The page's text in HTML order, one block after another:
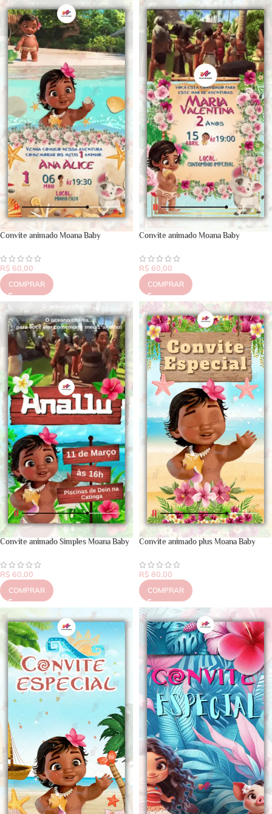
Convite animado Moana Baby
R$ 60,00
COMPRAR
Convite animado Moana Baby
R$ 60,00
COMPRAR
Convite animado Simples Moana Baby
R$ 60,00
COMPRAR
Convite animado plus Moana Baby
R$ 80,00
COMPRAR